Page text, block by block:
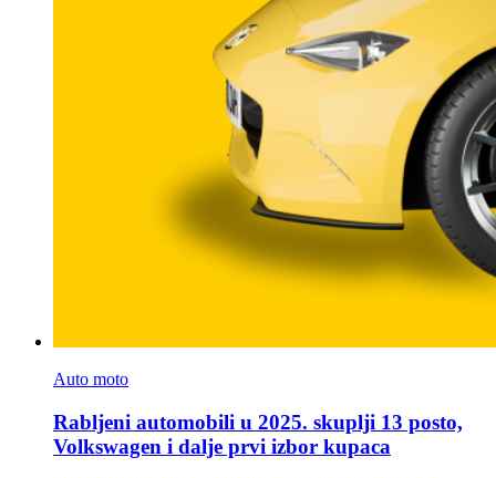
Auto moto
Rabljeni automobili u 2025. skuplji 13 posto,
Volkswagen i dalje prvi izbor kupaca